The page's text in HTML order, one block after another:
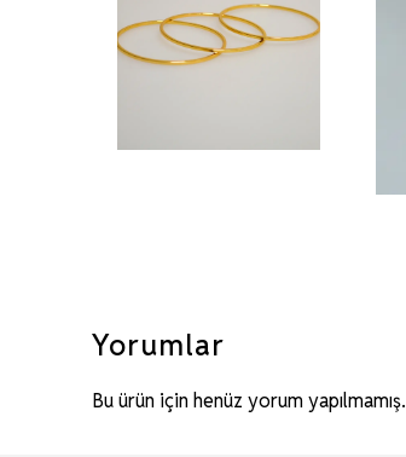
Yorumlar
Bu ürün için henüz yorum yapılmamış.